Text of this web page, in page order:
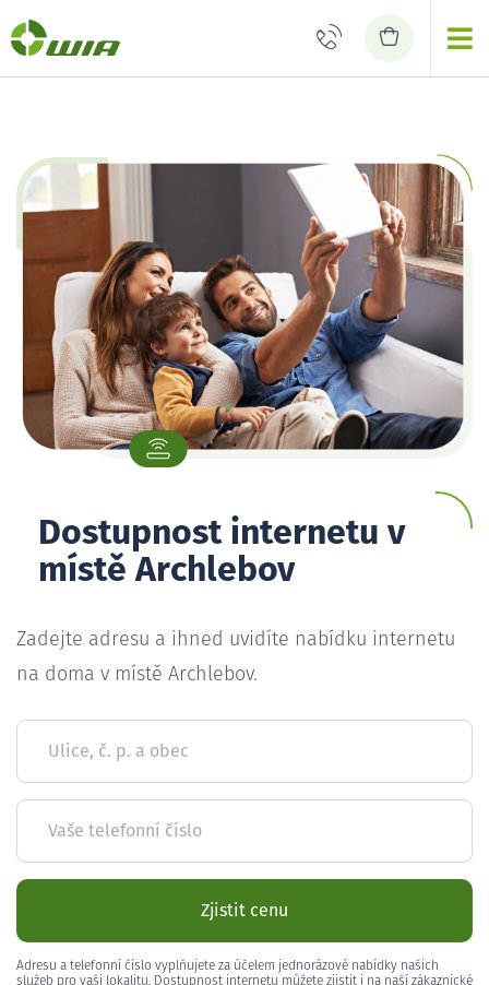
Dostupnost internetu v
místě Archlebov
Zadejte adresu a ihned uvidíte nabídku internetu
na doma v místě Archlebov.
Ulice, č. p. a obec
Vaše telefonní číslo
Zjistit cenu
Adresu a telefonní číslo vyplňujete za účelem jednorázové nabídky našich
služeb pro vaši lokalitu. Dostupnost internetu můžete zjistit i na naší zákaznické